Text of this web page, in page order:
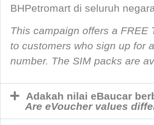
BHPetromart di seluruh
This campaign offers a FREE
to customers who sign up for
number. The SIM packs are
Adakah nilai eBaucar
Are eVoucher values